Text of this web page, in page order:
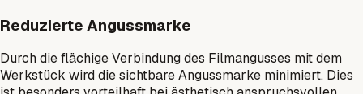
Reduzierte Angussmarke
Durch die flächige Verbindung des Filmangusses mit dem
Werkstück wird die sichtbare Angussmarke minimiert. Dies